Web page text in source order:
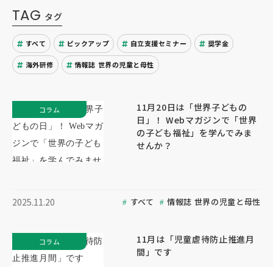
TAG タグ
すべて ピックアップ 自立支援セミナー 奨学金
海外研修 情報誌 世界の児童と母性
11月20日は「世界子どもの
日」！ Webマガジンで「世界
の子ども福祉」を学んでみま
せんか？
2025.11.20 すべて 情報誌 世界の児童と母性
コラム
11月は「児童虐待防止推進月
間」です
コラム